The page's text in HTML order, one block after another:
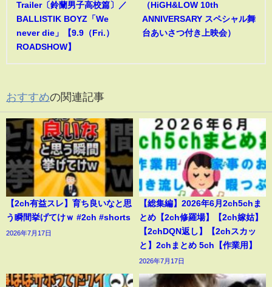
Trailer〔鈴蘭男子高校篇〕／
BALLISTIK BOYZ「We
never die」【9.9（Fri.）
ROADSHOW】
（HiGH&LOW 10th
ANNIVERSARY スペシャル舞
台あいさつ付き上映会）
おすすめの関連記事
【2ch有益スレ】育ち良いなと思
う瞬間挙げてけｗ #2ch #shorts
2026年7月17日
【総集編】2026年6月2ch5chま
とめ【2ch修羅場】【2ch嫁姑】
【2chDQN返し】【2chスカッ
と】2chまとめ 5ch【作業用】
2026年7月17日